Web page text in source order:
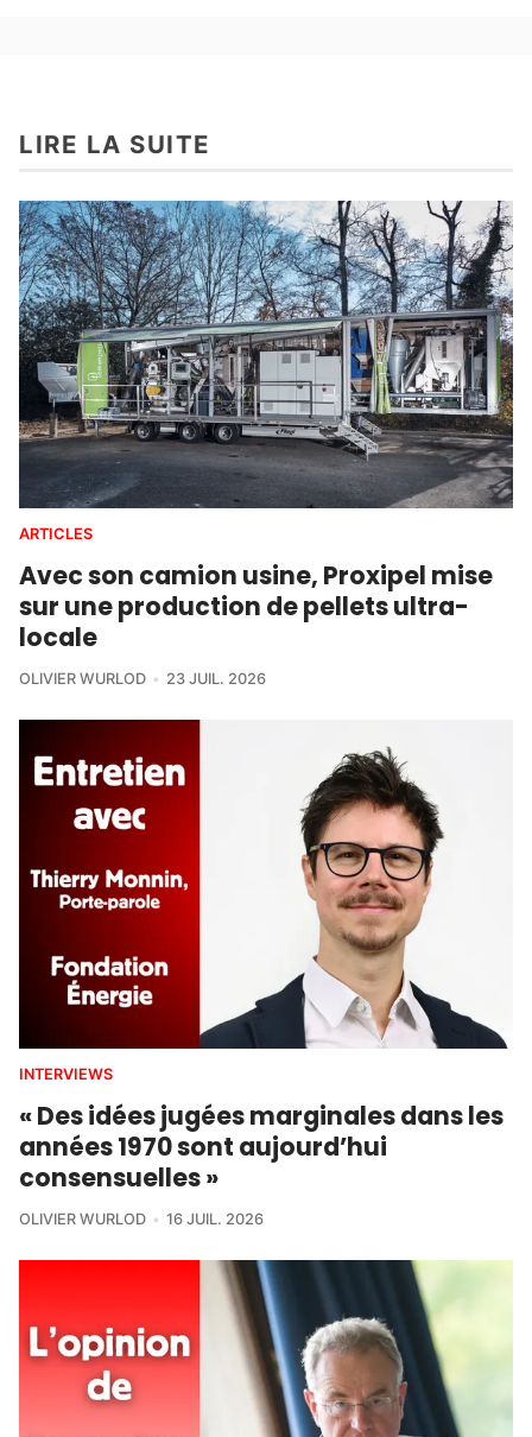
LIRE LA SUITE
ARTICLES
Avec son camion usine, Proxipel mise
sur une production de pellets ultra-
locale
OLIVIER WURLOD 23 JUIL. 2026
INTERVIEWS
« Des idées jugées marginales dans les
années 1970 sont aujourd’hui
consensuelles »
OLIVIER WURLOD 16 JUIL. 2026